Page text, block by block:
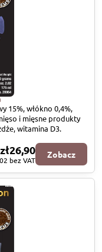
15%, włókno 0,4%,
i mięsne produkty
witamina D3.
bez VAT
Zobacz